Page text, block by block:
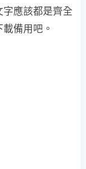
應該都是齊全
備用吧。